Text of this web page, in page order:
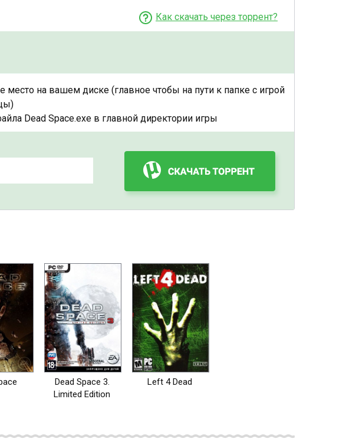
Как скачать через торрент?
место на вашем диске (главное чтобы на пути к папке с игрой
Dead Space.exe в главной директории игры
Dead Space 3.
Limited Edition
Left 4 Dead